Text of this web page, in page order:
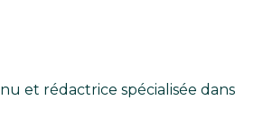
et rédactrice spécialisée dans